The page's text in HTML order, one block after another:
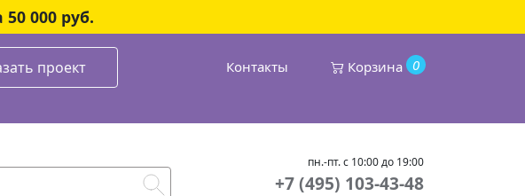
000 руб.
проект Контакты 0
Корзина
пн.-пт. с 10:00 до 19:00
+7 (495) 103-43-48